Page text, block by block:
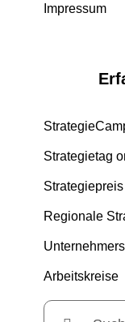
Impressum
Strategietag
Strategiepreis
Regionale
Arbeitskreise
Suche